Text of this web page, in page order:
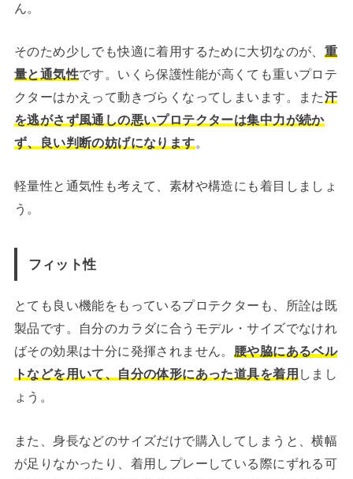
ん。
そのため少しでも快適に着用するために大切なのが、 重
量と通気性です。いくら保護性能が高くても重いプロテ
クターはかえって動きづらくなってしまいます。また汗
を逃がさず風通しの悪いプロテクターは集中力が続か
ず、良い判断の妨げになります。
軽量性と通気性も考えて、素材や構造にも着目しましょ
う。
フィット性
とても良い機能をもっているプロテクターも、所詮は既
製品です。自分のカラダに合うモデル・サイズでなけれ
ばその効果は十分に発揮されません。 腰や脇にあるベル
トなどを用いて、自分の体形にあった道具を着用 しまし
ょう。
また、身長などのサイズだけで購入してしまうと、横幅
が足りなかったり、着用しプレーしている際にずれる可